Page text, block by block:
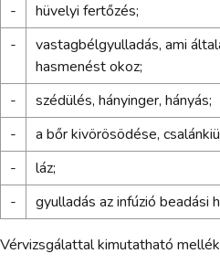
-
hüvelyi fertőzés;
-
vastagbélgyulladás, ami
hasmenést okoz;
-
szédülés, hányinger, hányás;
-
a bőr kivörösödése,
-
láz;
-
gyulladás az infúzió beadási
Vérvizsgálattal kimutatható